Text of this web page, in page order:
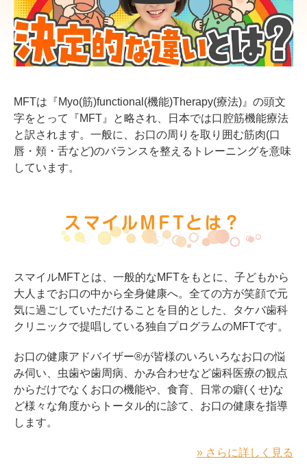
MFTは『Myo(筋)functional(機能)Therapy(療法)』の頭文
字をとって『MFT』と略され、日本では口腔筋機能療法
と訳されます。一般に、お口の周りを取り囲む筋肉(口
唇・頬・舌など)のバランスを整えるトレーニングを意味
しています。
スマイルMFTとは？
スマイルMFTとは、一般的なMFTをもとに、子どもから
大人までお口の中から全身健康へ。全ての方が笑顔で元
気に過ごしていただけることを目的とした、タケバ歯科
クリニックで提唱している独自プログラムのMFTです。
お口の健康アドバイザー®が皆様のいろいろなお口の悩
み伺い、虫歯や歯周病、かみ合わせなど歯科医療の観点
からだけでなくお口の機能や、食育、日常の癖(くせ)な
ど様々な角度からトータル的に診て、お口の健康を指導
します。
» さらに詳しく見る